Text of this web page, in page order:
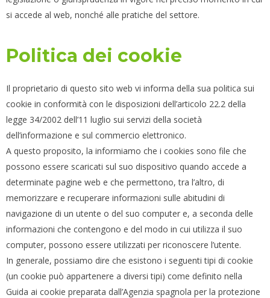
si accede al web, nonché alle pratiche del settore.
Politica dei cookie
Il proprietario di questo sito web vi informa della sua politica sui
cookie in conformità con le disposizioni dell’articolo 22.2 della
legge 34/2002 dell’11 luglio sui servizi della società
dell’informazione e sul commercio elettronico.
A questo proposito, la informiamo che i cookies sono file che
possono essere scaricati sul suo dispositivo quando accede a
determinate pagine web e che permettono, tra l’altro, di
memorizzare e recuperare informazioni sulle abitudini di
navigazione di un utente o del suo computer e, a seconda delle
informazioni che contengono e del modo in cui utilizza il suo
computer, possono essere utilizzati per riconoscere l’utente.
In generale, possiamo dire che esistono i seguenti tipi di cookie
(un cookie può appartenere a diversi tipi) come definito nella
Guida ai cookie preparata dall’Agenzia spagnola per la protezione